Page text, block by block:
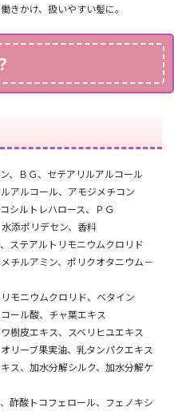
きかけ、扱いやすい髪に。
、ＢＧ、セテアリルアルコール
アルコール、アモジメチコン
シルトレハロース、ＰＧ
添ポリデセン、香料
ステアルトリモニウムクロリド
チルアミン、ポリクオタニウム－
モニウムクロリド、ベタイン
ール酸、チャ葉エキス
樹皮エキス、スベリヒユエキス
リーブ果実油、乳タンパクエキス
ス、加水分解シルク、加水分解ケ
酢酸トコフェロール、フェノキシ